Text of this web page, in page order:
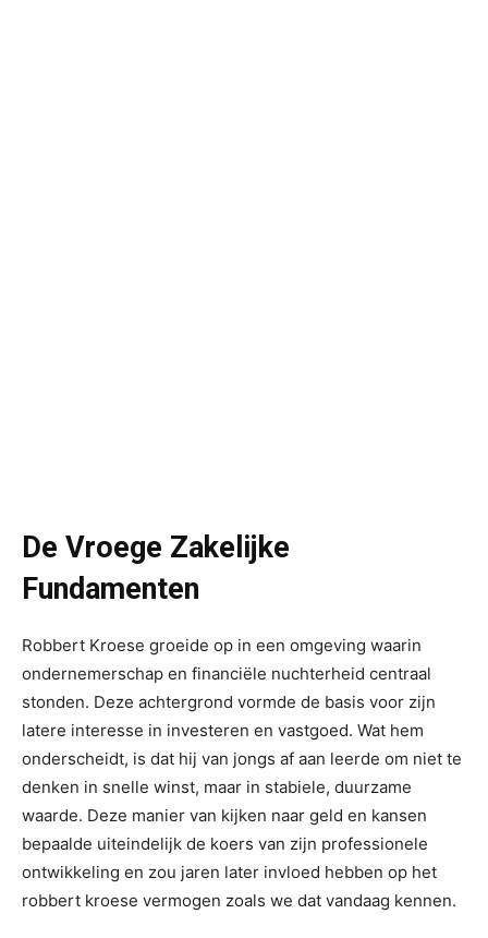
De Vroege Zakelijke
Fundamenten
Robbert Kroese groeide op in een omgeving waarin
ondernemerschap en financiële nuchterheid centraal
stonden. Deze achtergrond vormde de basis voor zijn
latere interesse in investeren en vastgoed. Wat hem
onderscheidt, is dat hij van jongs af aan leerde om niet te
denken in snelle winst, maar in stabiele, duurzame
waarde. Deze manier van kijken naar geld en kansen
bepaalde uiteindelijk de koers van zijn professionele
ontwikkeling en zou jaren later invloed hebben op het
robbert kroese vermogen zoals we dat vandaag kennen.